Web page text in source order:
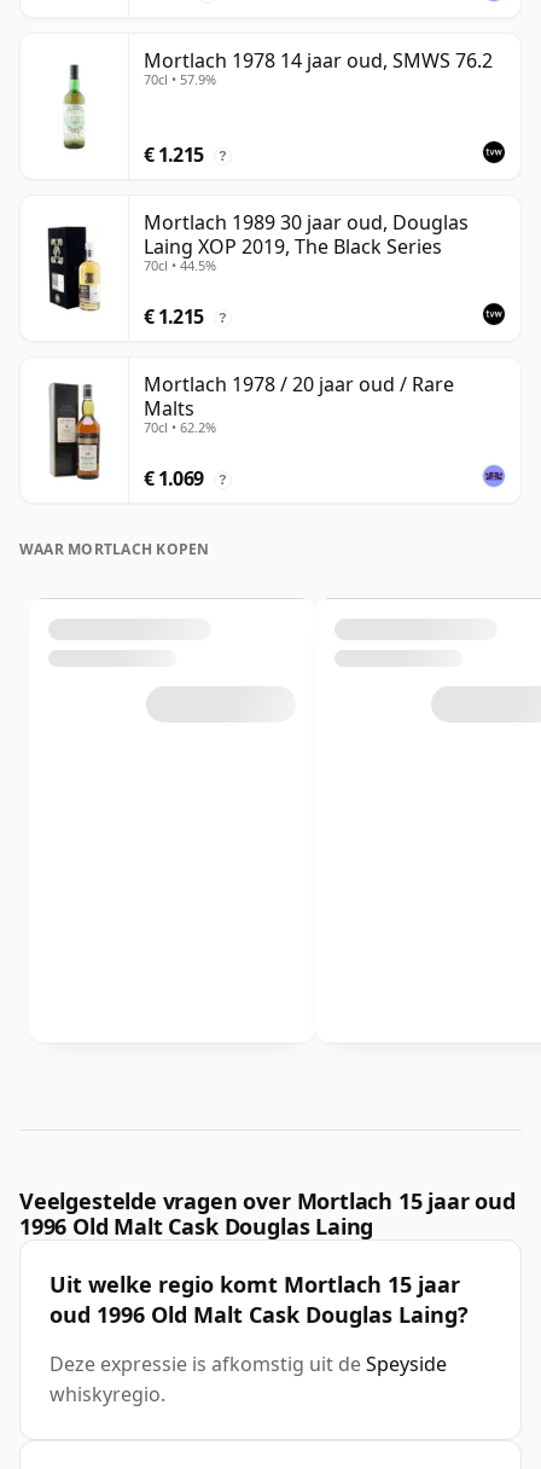
Mortlach 1978 14 jaar oud, SMWS 76.2
70cl • 57.9%
€ 1.215 ?
Mortlach 1989 30 jaar oud, Douglas
Laing XOP 2019, The Black Series
70cl • 44.5%
€ 1.215 ?
Mortlach 1978 / 20 jaar oud / Rare
Malts
70cl • 62.2%
€ 1.069 ?
WAAR MORTLACH KOPEN
Veelgestelde vragen over Mortlach 15 jaar oud
1996 Old Malt Cask Douglas Laing
Uit welke regio komt Mortlach 15 jaar
oud 1996 Old Malt Cask Douglas Laing?
Deze expressie is afkomstig uit deSpeyside
whiskyregio.